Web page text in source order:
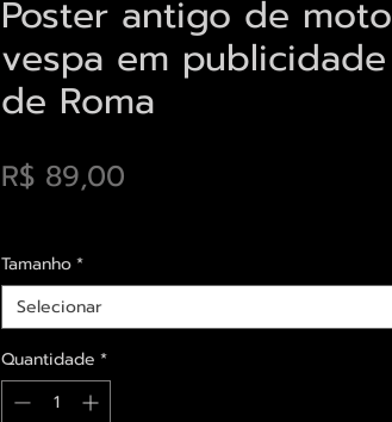
Poster antigo de moto
vespa em publicidade
de Roma
R$ 89,00
Tamanho*
Selecionar
Quantidade *